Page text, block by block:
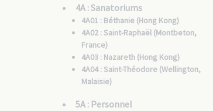
4A : Sanatoriums
4A01 : Béthanie (Hong Kong)
4A02 : Saint-Raphaël (Montbeton,
France)
4A03 : Nazareth (Hong Kong)
4A04 : Saint-Théodore (Wellington,
Malaisie)
5A : Personnel